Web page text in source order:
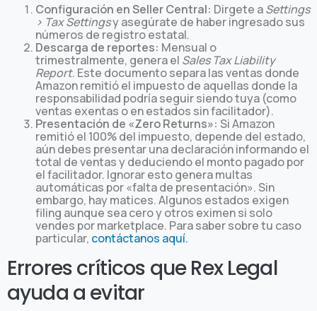
Configuración en Seller Central: Dirgete aSettings
> Tax Settingsy asegúrate de haber ingresado sus
números de registro estatal.
Descarga de reportes: Mensual o
trimestralmente, genera el Sales Tax Liability
Report. Este documento separa las ventas donde
Amazon remitió el impuesto de aquellas donde la
responsabilidad podría seguir siendo tuya (como
ventas exentas o en estados sin facilitador).
Presentación de «Zero Returns»: Si Amazon
remitió el 100% del impuesto, depende del estado,
aún debes presentar una declaración informando el
total de ventas y deduciendo el monto pagado por
el facilitador. Ignorar esto genera multas
automáticas por «falta de presentación». Sin
embargo, hay matices. Algunos estados exigen
filing aunque sea cero y otros eximen si solo
vendes por marketplace. Para saber sobre tu caso
particular, contáctanos aquí.
Errores críticos que Rex Legal
ayuda a evitar